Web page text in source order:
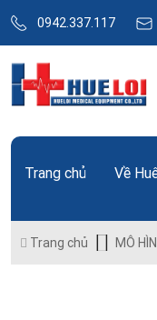
0942.337.117
Trang chủ Về
Trang chủ MÔ